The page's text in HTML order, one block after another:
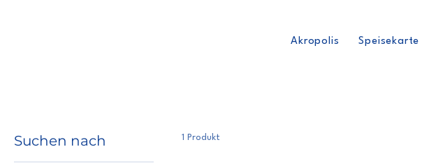
Akropolis Speisekarte
Suchen nach 1 Produkt